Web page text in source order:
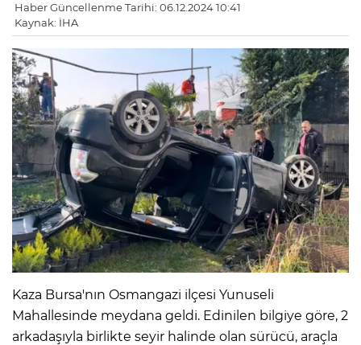
Haber Güncellenme Tarihi: 06.12.2024 10:41
Kaynak: İHA
Kaza Bursa'nın Osmangazi ilçesi Yunuseli
Mahallesinde meydana geldi. Edinilen bilgiye göre, 2
arkadaşıyla birlikte seyir halinde olan sürücü, araçla